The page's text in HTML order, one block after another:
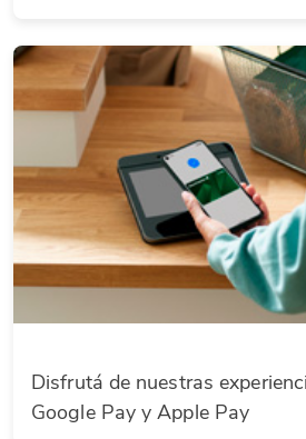
Disfrutá de nuestras
Google Pay y Apple Pay